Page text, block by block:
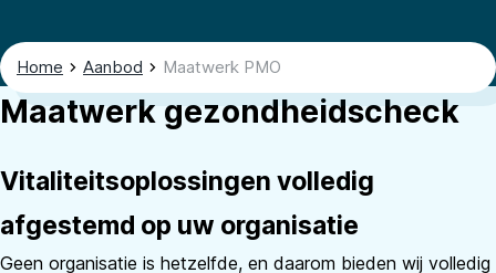
Home Aanbod Maatwerk PMO
Maatwerk gezondheidscheck
Vitaliteitsoplossingen volledig
afgestemd op uw organisatie
Geen organisatie is hetzelfde, en daarom bieden wij volledig